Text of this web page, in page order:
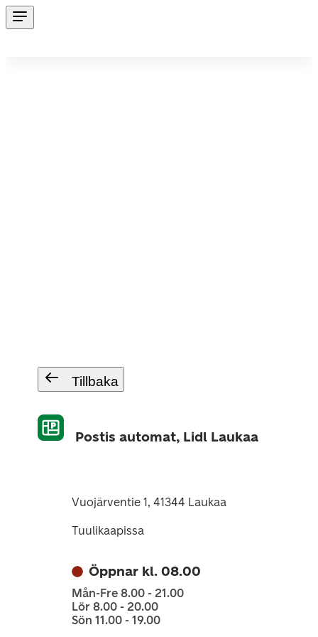
Tillbaka
Postis automat, Lidl Laukaa
Vuojärventie 1, 41344 Laukaa
Tuulikaapissa
Öppnar kl. 08.00
Mån-Fre 8.00 - 21.00
Lör 8.00 - 20.00
Sön 11.00 - 19.00